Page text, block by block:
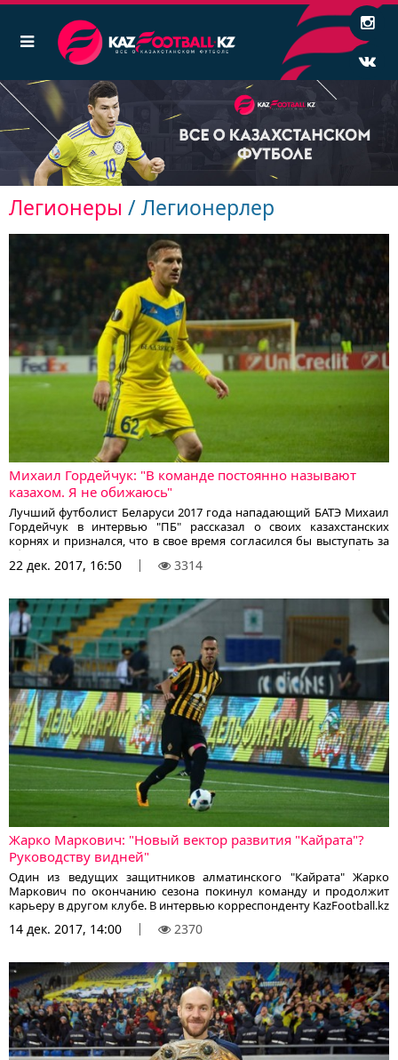
Легионеры / Легионерлер
Михаил Гордейчук: "В команде постоянно называют
казахом. Я не обижаюсь"
Лучший футболист Беларуси 2017 года нападающий БАТЭ Михаил
Гордейчук в интервью "ПБ" рассказал о своих казахстанских
корнях и признался, что в свое время согласился бы выступать за
сборную Казахстана, поступи такое предложение, сообщает
корреспондент KazFootball.kz.
22 дек. 2017, 16:50 3314
Жарко Маркович: "Новый вектор развития "Кайрата"?
Руководству видней"
Один из ведущих защитников алматинского "Кайрата" Жарко
Маркович по окончанию сезона покинул команду и продолжит
карьеру в другом клубе. В интервью корреспонденту KazFootball.kz
Жарко рассказывает о причинах ухода из клуба, оценивает
казахстанский чемпионат и благодарит болельщиков за
14 дек. 2017, 14:00 2370